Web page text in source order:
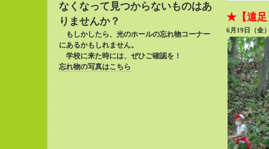
なくなって見つからないものはあ
りませんか？
もしかしたら、光のホールの忘れ物コーナー
にあるかもしれません。
学校に来た時には、ぜひご確認を！
忘れ物の写真はこちら
★【遠足
6月19日（金